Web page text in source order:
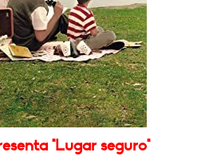
"Lugar seguro"